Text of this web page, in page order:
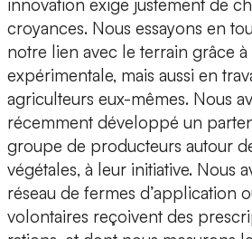
croyances. Nous essayons en
notre lien avec le terrain grâce
expérimentale, mais aussi en
agriculteurs eux-mêmes. Nous
récemment développé un
groupe de producteurs autour
végétales, à leur initiative. Nous
réseau de fermes d’application
volontaires reçoivent des